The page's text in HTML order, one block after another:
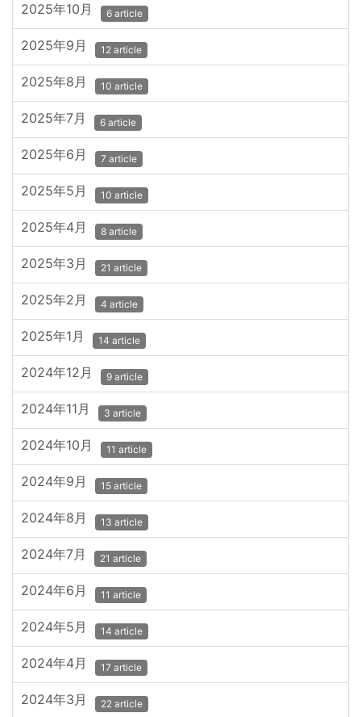
2025年10月 6 article
2025年9月 12 article
2025年8月 10 article
2025年7月 6 article
2025年6月 7 article
2025年5月 10 article
2025年4月 8 article
2025年3月 21 article
2025年2月 4 article
2025年1月 14 article
2024年12月 9 article
2024年11月 3 article
2024年10月 11 article
2024年9月 15 article
2024年8月 13 article
2024年7月 21 article
2024年6月 11 article
2024年5月 14 article
2024年4月 17 article
2024年3月 22 article